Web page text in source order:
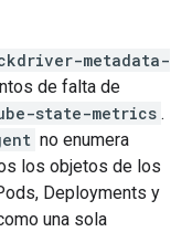
metadata-
de falta de
state-metrics .
no enumera
los objetos de los
Deployments y
una sola